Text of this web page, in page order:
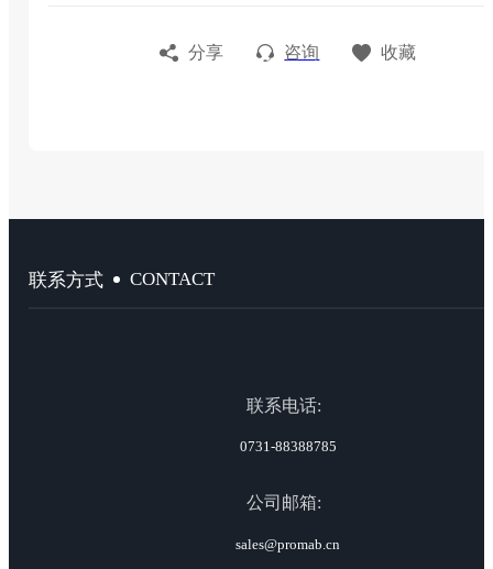
分享 咨询 收藏
联系方式 CONTACT
联系电话:
0731-88388785
公司邮箱:
sales@promab.cn